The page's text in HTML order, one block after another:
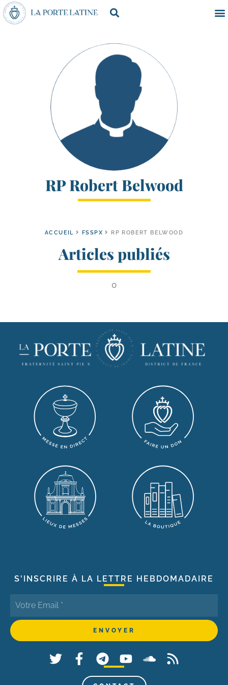
RP Robert Belwood
ACCUEIL FSSPX RP ROBERT BELWOOD
Articles publiés
0
S'INSCRIRE À LA LETTRE HEBDOMADAIRE